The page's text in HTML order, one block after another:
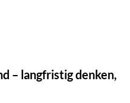
Angebot und
bieten Silber, Platin und
von technologischen
Nachfrage entsteht nicht
durch die Industrie.
– langfristig denken,